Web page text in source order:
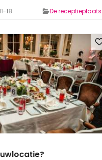
18 De receptieplaats